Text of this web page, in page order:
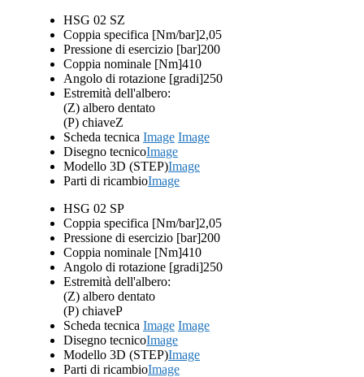
HSG 02 SZ
Coppia specifica [Nm/bar]2,05
Pressione di esercizio [bar]200
Coppia nominale [Nm]410
Angolo di rotazione [gradi]250
Estremità dell'albero:
(Z) albero dentato
(P) chiaveZ
Scheda tecnica Image Image
Disegno tecnicoImage
Modello 3D (STEP)Image
Parti di ricambioImage
HSG 02 SP
Coppia specifica [Nm/bar]2,05
Pressione di esercizio [bar]200
Coppia nominale [Nm]410
Angolo di rotazione [gradi]250
Estremità dell'albero:
(Z) albero dentato
(P) chiaveP
Scheda tecnica Image Image
Disegno tecnicoImage
Modello 3D (STEP)Image
Parti di ricambioImage